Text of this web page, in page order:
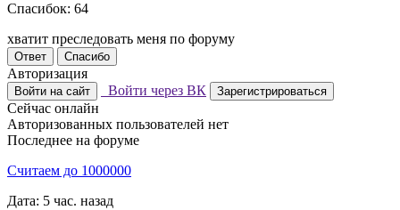
Спасибок: 64
хватит преследовать меня по форуму
Ответ Спасибо
Авторизация
Войти на сайт Войти через ВК Зарегистрироваться
Сейчас онлайн
Авторизованных пользователей нет
Последнее на форуме
Считаем до 1000000
Дата: 5 час. назад